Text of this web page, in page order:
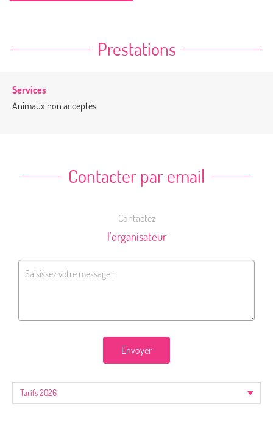
Prestations
Services
Animaux non acceptés
Contacter par email
Contactez
l'organisateur
Envoyer